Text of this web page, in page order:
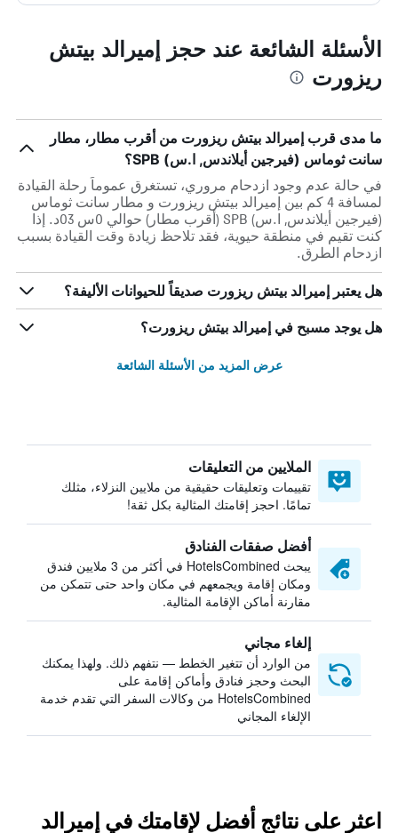
الأسئلة الشائعة عند حجز إميرالد بيتش
ريزورت
ما مدى قرب إميرالد بيتش ريزورت من أقرب مطار، مطار
سانت ثوماس (فيرجين أيلاندس, ا.س) SPB؟
في حالة عدم وجود ازدحام مروري، تستغرق عموماً رحلة القيادة
لمسافة 4 كم بين إميرالد بيتش ريزورت و مطار سانت ثوماس
(فيرجين أيلاندس, ا.س) SPB (أقرب مطار) حوالي 0س 03د. إذا
كنت تقيم في منطقة حيوية، فقد تلاحظ زيادة وقت القيادة بسبب
ازدحام الطرق.
هل يعتبر إميرالد بيتش ريزورت صديقاً للحيوانات الأليفة؟
هل يوجد مسبح في إميرالد بيتش ريزورت؟
عرض المزيد من الأسئلة الشائعة
الملايين من التعليقات
تقييمات وتعليقات حقيقية من ملايين النزلاء، مثلك
تمامًا. احجز إقامتك المثالية بكل ثقة!
أفضل صفقات الفنادق
يبحث HotelsCombined في أكثر من 3 ملايين فندق
ومكان إقامة ويجمعهم في مكان واحد حتى تتمكن من
مقارنة أماكن الإقامة المثالية.
إلغاء مجاني
من الوارد أن تتغير الخطط — نتفهم ذلك. ولهذا يمكنك
البحث وحجز فنادق وأماكن إقامة على
HotelsCombined من وكالات السفر التي تقدم خدمة
الإلغاء المجاني
اعثر على نتائج أفضل لإقامتك في إميرالد